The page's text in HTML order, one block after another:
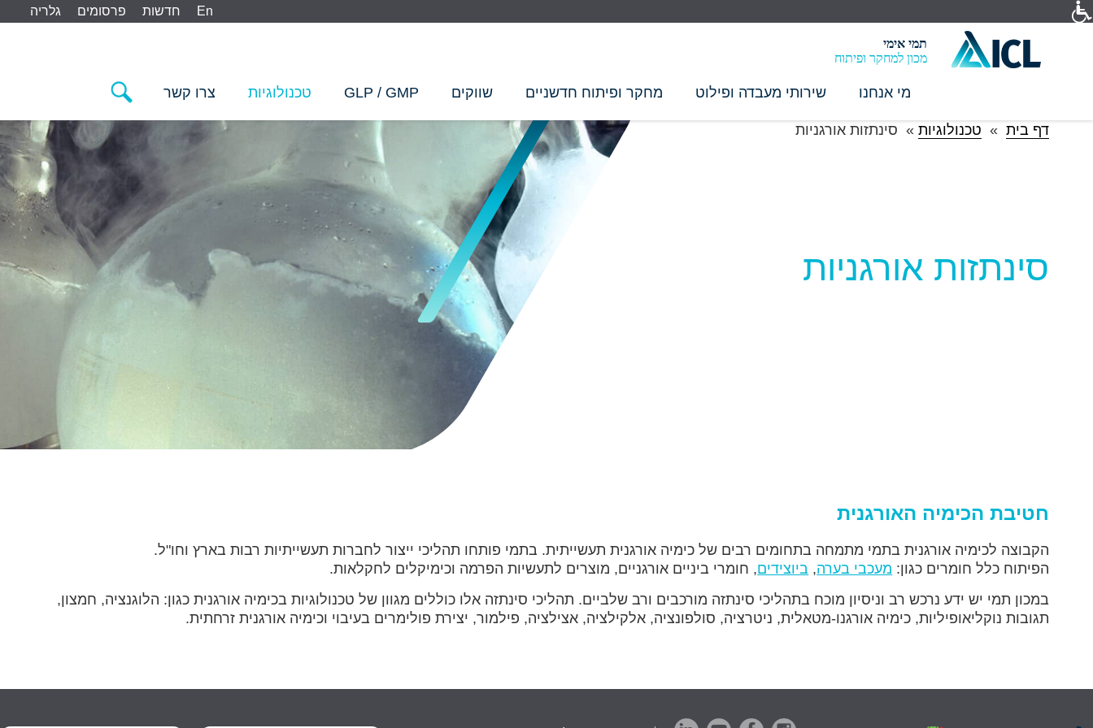
En חדשות פרסומים גלריה
תמי אימי
מכון למחקר ופיתוח
מי אנחנו שירותי מעבדה ופילוט מחקר ופיתוח חדשניים שווקים GLP / GMP טכנולוגיות צרו קשר
דף בית » טכנולוגיות » סינתזות אורגניות
סינתזות אורגניות
חטיבת הכימיה האורגנית
הקבוצה לכימיה אורגנית בתמי מתמחה בתחומים רבים של כימיה אורגנית תעשייתית. בתמי פותחו תהליכי ייצור לחברות תעשייתיות רבות בארץ וחו"ל.
הפיתוח כלל חומרים כגון: מעכבי בערה, ביוצידים, חומרי ביניים אורגניים, מוצרים לתעשיות הפרמה וכימיקלים לחקלאות.
במכון תמי יש ידע נרכש רב וניסיון מוכח בתהליכי סינתזה מורכבים ורב שלביים. תהליכי סינתזה אלו כוללים מגוון של טכנולוגיות בכימיה אורגנית כגון: הלוגנציה, חמצון,
תגובות נוקליאופיליות, כימיה אורגנו-מטאלית, ניטרציה, סולפונציה, אלקילציה, אצילציה, פילמור, יצירת פולימרים בעיבוי וכימיה אורגנית זרחתית.